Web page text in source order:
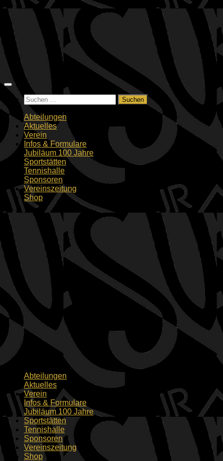
Zum
Inhalt
springen
Suchen
nach:
Abteilungen
Aktuelles
Verein
Infos & Formulare
Jubiläum 100 Jahre
Sportstätten
Tennishalle
Sponsoren
Vereinszeitung
Shop
Abteilungen
Aktuelles
Verein
Infos & Formulare
Jubiläum 100 Jahre
Sportstätten
Tennishalle
Sponsoren
Vereinszeitung
Shop